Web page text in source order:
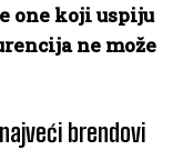
one koji uspiju
ne može
brendovi